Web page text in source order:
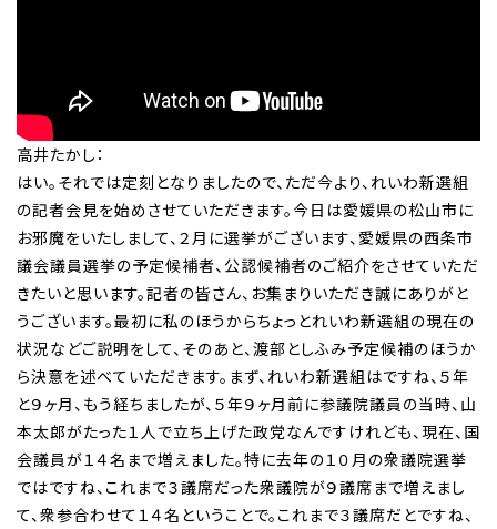
高井たかし：
はい。それでは定刻となりましたので、ただ今より、れいわ新選組
の記者会見を始めさせていただきます。今日は愛媛県の松山市に
お邪魔をいたしまして、２月に選挙がございます、愛媛県の西条市
議会議員選挙の予定候補者、公認候補者のご紹介をさせていただ
きたいと思います。記者の皆さん、お集まりいただき誠にありがと
うございます。最初に私のほうからちょっとれいわ新選組の現在の
状況などご説明をして、そのあと、渡部としふみ予定候補のほうか
ら決意を述べていただきます。まず、れいわ新選組はですね、５年
と９ヶ月、もう経ちましたが、５年９ヶ月前に参議院議員の当時、山
本太郎がたった１人で立ち上げた政党なんですけれども、現在、国
会議員が１４名まで増えました。特に去年の１０月の衆議院選挙
ではですね、これまで３議席だった衆議院が９議席まで増えまし
て、衆参合わせて１４名ということで。これまで３議席だとですね、